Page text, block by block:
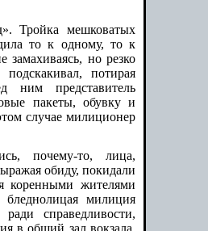
Тройка мешковатых
то к одному, то к
но резко
потирая
ним представитель
пакеты, обувку и
случае милиционер
почему-то, лица,
обиду, покидали
коренными жителями
милиция
справедливости,
в общий зал вокзала,